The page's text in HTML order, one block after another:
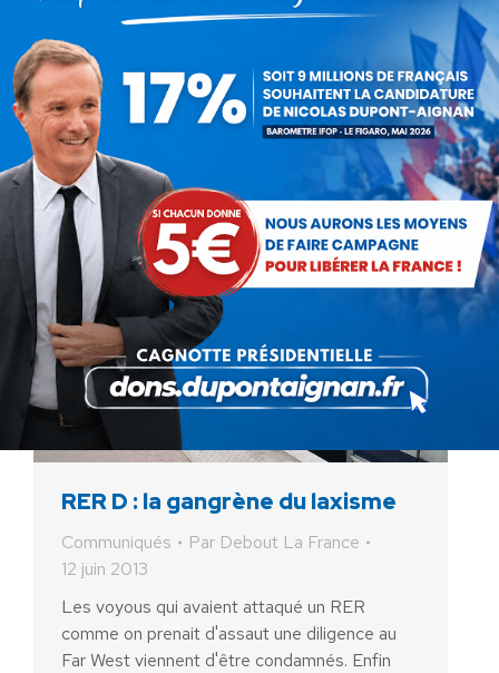
Depuis le début des travaux sur le projet de loi
relatif à la fraude fiscale et à la grande
délinquance, le gouvernement socialiste fait
preuve d'une hypocrisie des plus perverses.…
RER D : la gangrène du laxisme
Communiqués Par Debout La France
12 juin 2013
Les voyous qui avaient attaqué un RER
comme on prenait d'assaut une diligence au
Far West viennent d'être condamnés. Enfin